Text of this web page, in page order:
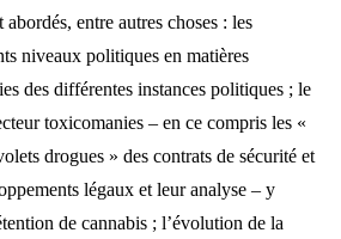
entre autres choses : les
niveaux politiques en matières
des différentes instances politiques ; le
toxicomanies – en ce compris les «
drogues » des contrats de sécurité et
légaux et leur analyse – y
de cannabis ; l’évolution de la